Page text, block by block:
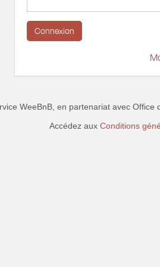
Connexion
WeeBnB, en partenariat avec Office
Accédez aux Conditions